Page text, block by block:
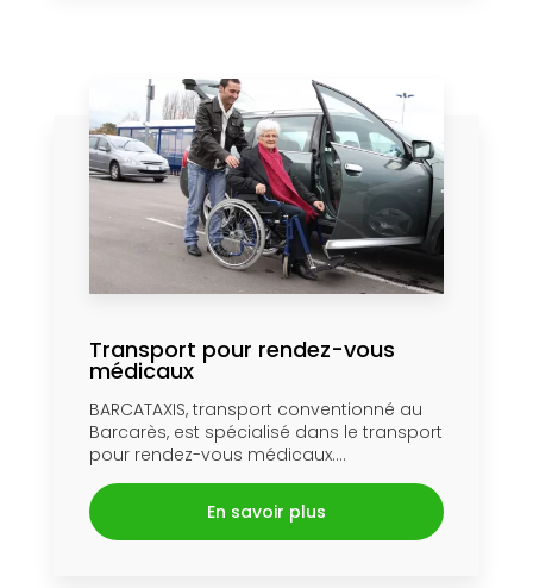
Transport pour rendez-vous
médicaux
BARCATAXIS, transport conventionné au
Barcarès, est spécialisé dans le transport
pour rendez-vous médicaux....
En savoir plus